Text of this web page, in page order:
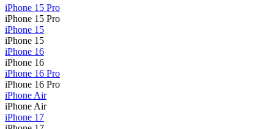
iPhone 15 Pro
iPhone 15 Pro
iPhone 15
iPhone 15
iPhone 16
iPhone 16
iPhone 16 Pro
iPhone 16 Pro
iPhone Air
iPhone Air
iPhone 17